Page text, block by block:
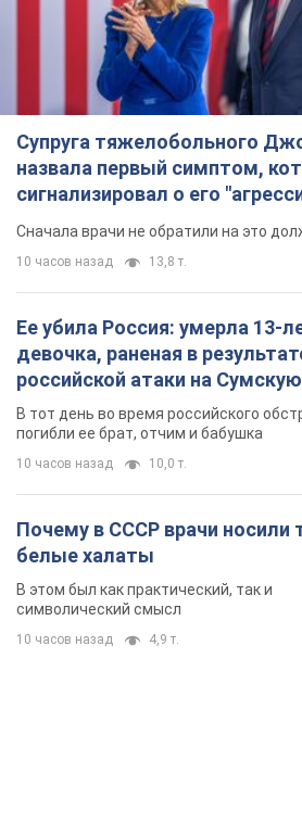
Супруга тяжелобольного
назвала первый симптом,
сигнализировал о его
Сначала врачи не обратили на это
10 часов назад 13,8 т.
Ее убила Россия: умерла 13-
девочка, раненая в
российской атаки на Сумскую
область. Фото
В тот день во время российского
погибли ее брат, отчим и бабушка
10 часов назад 10,0 т.
Почему в СССР врачи носили
белые халаты
В этом был как практический, так и
символический смысл
10 часов назад 4,9 т.